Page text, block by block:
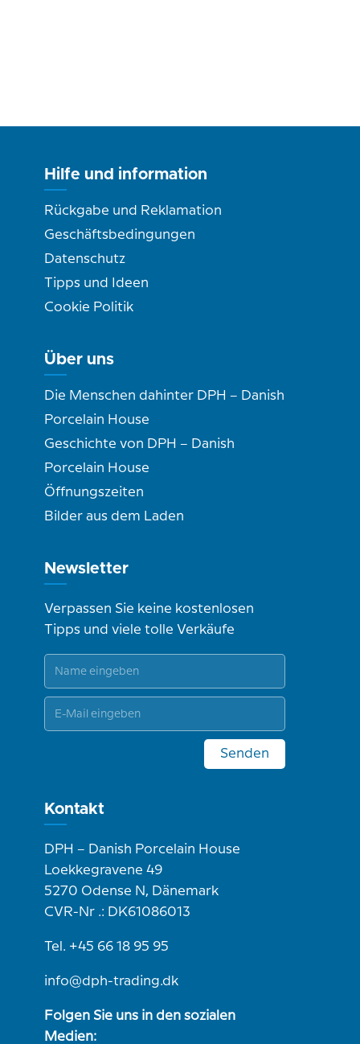
Hilfe und information
Rückgabe und Reklamation
Geschäftsbedingungen
Datenschutz
Tipps und Ideen
Cookie Politik
Über uns
Die Menschen dahinter DPH – Danish
Porcelain House
Geschichte von DPH – Danish
Porcelain House
Öffnungszeiten
Bilder aus dem Laden
Newsletter
Verpassen Sie keine kostenlosen
Tipps und viele tolle Verkäufe
Senden
Kontakt
DPH – Danish Porcelain House
Loekkegravene 49
5270 Odense N, Dänemark
CVR-Nr .: DK61086013
Tel. +45 66 18 95 95
info@dph-trading.dk
Folgen Sie uns in den sozialen
Medien: